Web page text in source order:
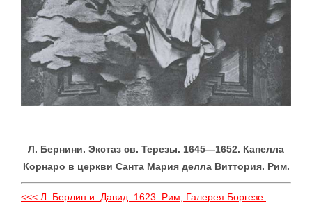
Л. Бернини. Экстаз св. Терезы. 1645—1652. Капелла
Корнаро в церкви Санта Мария делла Виттория. Рим.
<<< Л. Берлин и. Давид. 1623. Рим, Галерея Боргезе.